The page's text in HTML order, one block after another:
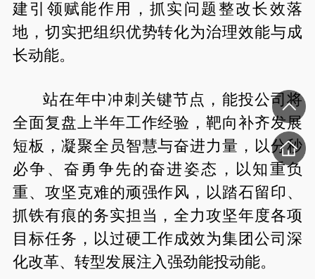
建引领赋能作用，抓实问题整改长效落
地，切实把组织优势转化为治理效能与成
长动能。
站在年中冲刺关键节点，能投公司将
全面复盘上半年工作经验，靶向补齐发展
短板，凝聚全员智慧与奋进力量，以分秒
必争、奋勇争先的奋进姿态，以知重负
重、攻坚克难的顽强作风，以踏石留印、
抓铁有痕的务实担当，全力攻坚年度各项
目标任务，以过硬工作成效为集团公司深
化改革、转型发展注入强劲能投动能。